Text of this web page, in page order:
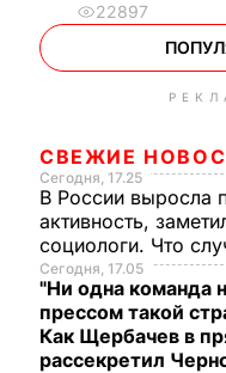
22897
СВЕЖИЕ
Сегодня, 17.25
В России выросла
активность,
социологи. Что
Сегодня, 17.05
"Ни одна команда
прессом такой
Как Щербачев в
рассекретил